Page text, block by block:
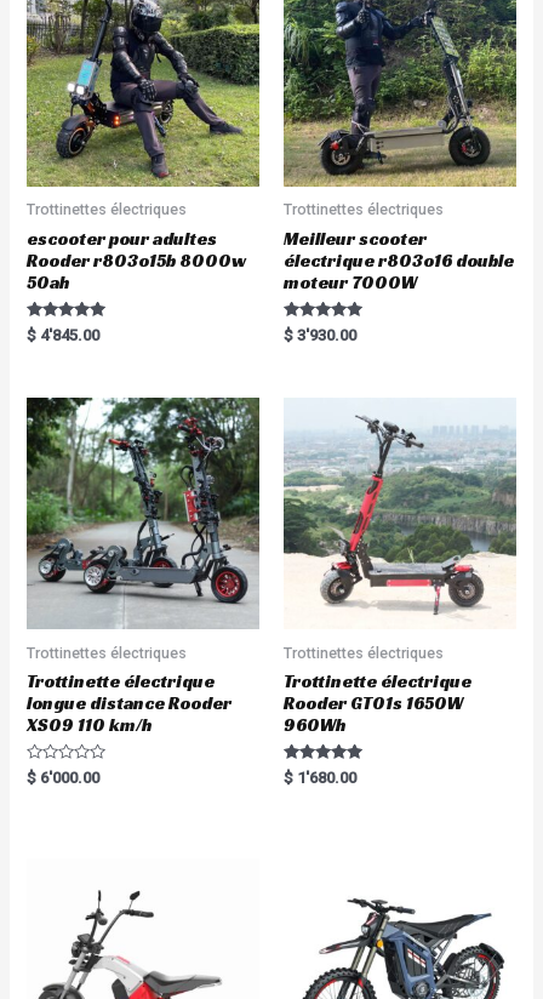
Trottinettes électriques
escooter pour adultes
Rooder r803o15b 8000w
50ah
Rated
5.00
$ 4'845.00
Trottinettes électriques
Meilleur scooter
électrique r803o16 double
moteur 7000W
Rated
5.00
$ 3'930.00
Trottinettes électriques
Trottinette électrique
longue distance Rooder
XS09 110 km/h
R
a
$ 6'000.00
Trottinettes électriques
Trottinette électrique
Rooder GT01s 1650W
960Wh
Rated
5.00
$ 1'680.00